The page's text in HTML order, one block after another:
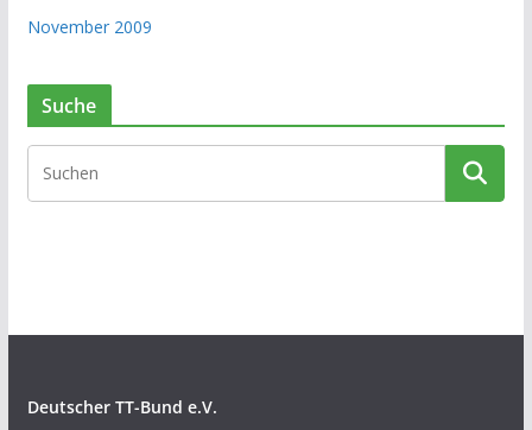
November 2009
Suche
Deutscher TT-Bund e.V.